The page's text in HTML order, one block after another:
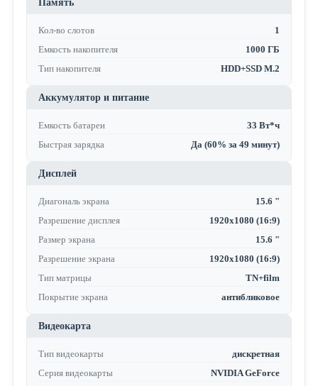
Память
Кол-во слотов
1
Емкость накопителя
1000 ГБ
Тип накопителя
HDD+SSD M.2
Аккумулятор и питание
Емкость батареи
33 Вт*ч
Быстрая зарядка
Да (60% за 49 минут)
Дисплей
Диагональ экрана
15.6 "
Разрешение дисплея
1920x1080 (16:9)
Размер экрана
15.6 "
Разрешение экрана
1920x1080 (16:9)
Тип матрицы
TN+film
Покрытие экрана
антибликовое
Видеокарта
Тип видеокарты
дискретная
Серия видеокарты
NVIDIA GeForce